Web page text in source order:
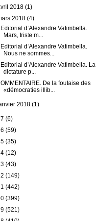
2018(1)
2018(4)
d’Alexandre Vatimbella.
Mars, triste m...
d’Alexandre Vatimbella.
Nous ne sommes...
d’Alexandre Vatimbella. La
dictature p...
De la foutaise des
«démocraties illib...
2018(1)
(6)
(59)
(35)
(12)
(43)
(149)
(442)
(399)
(521)